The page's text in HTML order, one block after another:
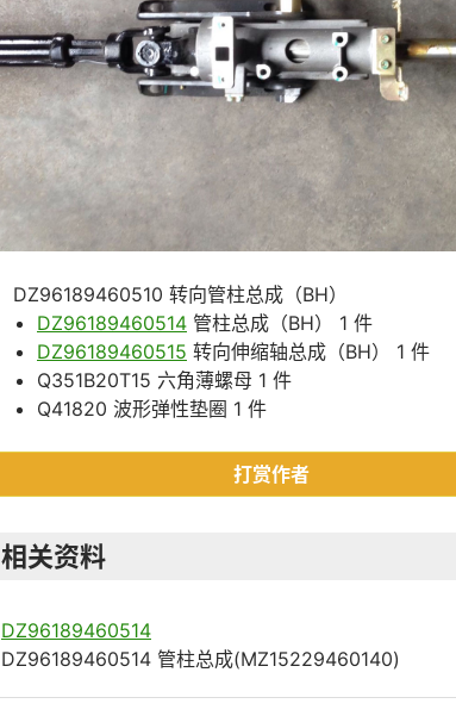
DZ96189460510 转向管柱总成（BH）
DZ96189460514 管柱总成（BH） 1 件
DZ96189460515 转向伸缩轴总成（BH） 1 件
Q351B20T15 六角薄螺母 1 件
Q41820 波形弹性垫圈 1 件
打赏作者
相关资料
DZ96189460514
DZ96189460514 管柱总成(MZ15229460140)